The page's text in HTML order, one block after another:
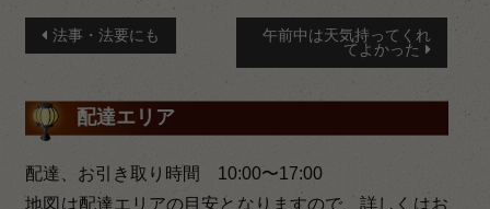
投
ナ
ビ
ゲ
法事・法要にも
午前中は天気持ってくれ
てよかった
配達エリア
配達、お引き取り時間 10:00〜17:00
地図は配達エリアの目安となりますので、詳しくはお